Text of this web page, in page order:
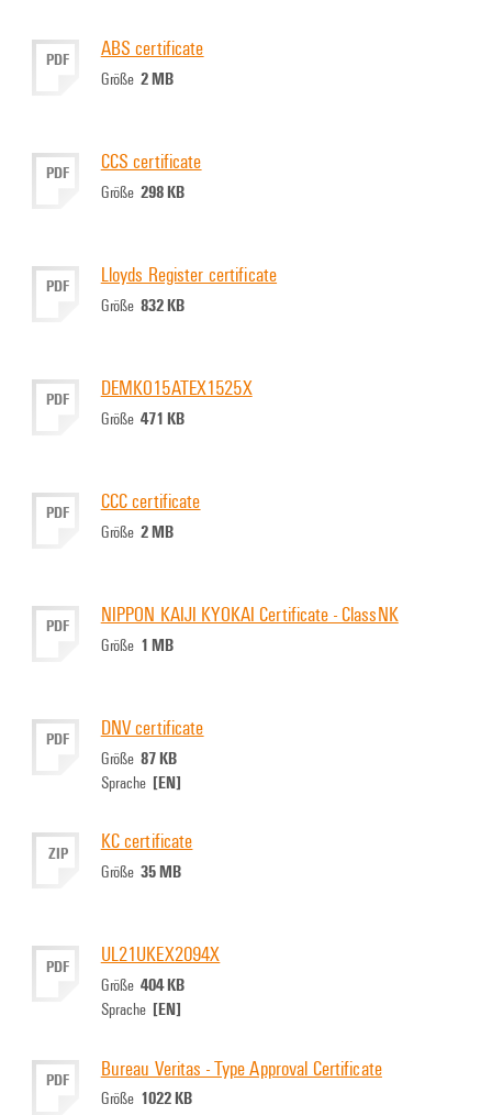
PDF ABS certificate
Größe 2 MB
PDF CCS certificate
Größe 298 KB
PDF Lloyds Register certificate
Größe 832 KB
PDF DEMKO15ATEX1525X
Größe 471 KB
PDF CCC certificate
Größe 2 MB
PDF NIPPON KAIJI KYOKAI Certificate - ClassNK
Größe 1 MB
PDF DNV certificate
Größe 87 KB
Sprache [EN]
ZIP KC certificate
Größe 35 MB
PDF UL21UKEX2094X
Größe 404 KB
Sprache [EN]
PDF Bureau Veritas - Type Approval Certificate
Größe 1022 KB